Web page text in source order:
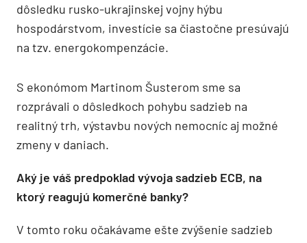
dôsledku rusko-ukrajinskej vojny hýbu
hospodárstvom, investície sa čiastočne presúvajú
na tzv. energokompenzácie.
S ekonómom Martinom Šusterom sme sa
rozprávali o dôsledkoch pohybu sadzieb na
realitný trh, výstavbu nových nemocníc aj možné
zmeny v daniach.
Aký je váš predpoklad vývoja sadzieb ECB, na
ktorý reagujú komerčné banky?
V tomto roku očakávame ešte zvýšenie sadzieb